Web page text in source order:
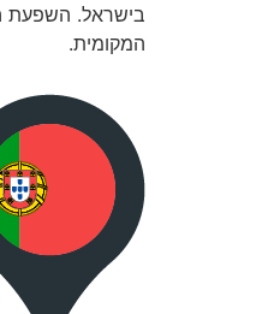
בישראל. השפעת
המקומית.